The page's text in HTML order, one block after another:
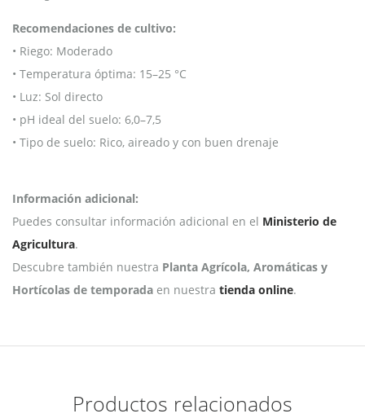
Recomendaciones de cultivo:
• Riego: Moderado
• Temperatura óptima: 15–25 °C
• Luz: Sol directo
• pH ideal del suelo: 6,0–7,5
• Tipo de suelo: Rico, aireado y con buen drenaje
Información adicional:
Puedes consultar información adicional en el Ministerio de
Agricultura.
Descubre también nuestra Planta Agrícola, Aromáticas y
Hortícolas de temporada en nuestra tienda online.
Productos relacionados